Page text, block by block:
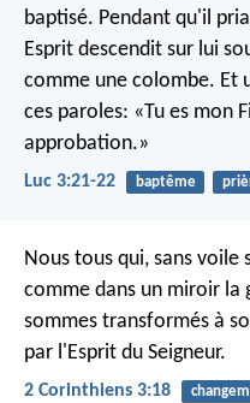
baptisé. Pendant qu'il
Esprit descendit sur lui
comme une colombe. Et
ces paroles: «Tu es mon
approbation.»
Luc 3:21-22 baptême
Nous tous qui, sans voile
comme dans un miroir la
sommes transformés à
par l'Esprit du Seigneur.
2 Corinthiens 3:18